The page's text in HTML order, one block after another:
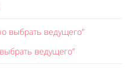
ведущего”